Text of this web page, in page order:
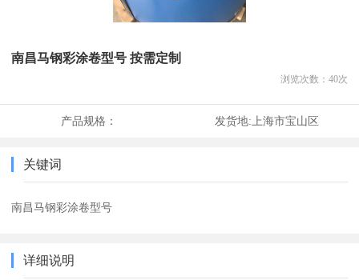
南昌马钢彩涂卷型号 按需定制
浏览次数： 40次
产品规格： 发货地: 上海市宝山区
关键词
南昌马钢彩涂卷型号
详细说明